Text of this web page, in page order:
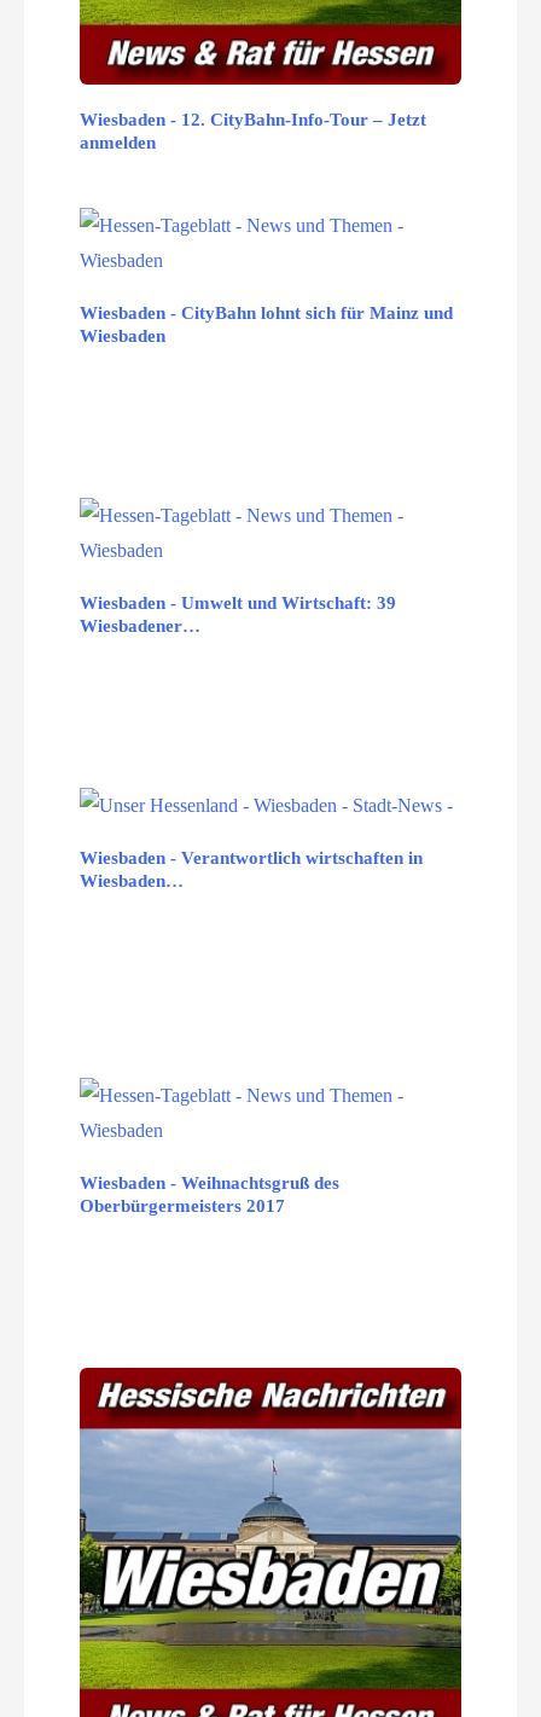
Wiesbaden - 12. CityBahn-Info-Tour – Jetzt
anmelden
Wiesbaden - CityBahn lohnt sich für Mainz und
Wiesbaden
Wiesbaden - Umwelt und Wirtschaft: 39
Wiesbadener…
Wiesbaden - Verantwortlich wirtschaften in
Wiesbaden…
Wiesbaden - Weihnachtsgruß des
Oberbürgermeisters 2017